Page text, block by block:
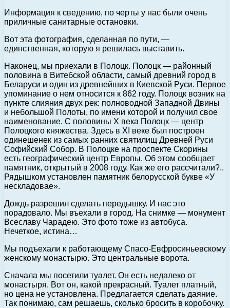
Информация к сведению, по черты у нас были очень
приличные санитарные остановки.
Вот эта фотография, сделанная по пути, —
единственная, которую я решилась выставить.
Наконец, мы приехали в Полоцк. Полоцк — районный
половина в Витебской области, самый древний город в
Беларуси и один из древнейших в Киевской Руси. Первое
упоминание о нем относится к 862 году. Полоцк возник на
пункте слияния двух рек: полноводной Западной Двины
и небольшой Полоты, по имени которой и получил свое
наименование. С половины X века Полоцк — центр
Полоцкого княжества. Здесь в XI веке был построен
одинешенек из самых ранних святилищ Древней Руси
Софийский Собор. В Полоцке на проспекте Скорины
есть географический центр Европы. Об этом сообщает
памятник, открытый в 2008 году. Как же его рассчитали?..
Рядышком установлен памятник белорусской букве «У
нескладовае».
Дождь разрешил сделать передышку. И нас это
порадовало. Мы въехали в город. На снимке — монумент
Всеславу Чарадею. Это фото тоже из автобуса.
Нечеткое, истина…
Мы подъехали к работающему Спасо-Евфросиньевскому
женскому монастырю. Это центральные ворота.
Сначала мы посетили туалет. Он есть недалеко от
монастыря. Вот он, какой прекрасный. Туалет платный,
но цена не установлена. Предлагается сделать даяние.
Так понимаю, сам решаешь, сколько бросить в коробочку.